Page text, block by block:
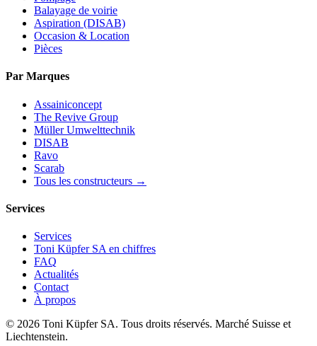
Balayage de voirie
Aspiration (DISAB)
Occasion & Location
Pièces
Par Marques
Assainiconcept
The Revive Group
Müller Umwelttechnik
DISAB
Ravo
Scarab
Tous les constructeurs →
Services
Services
Toni Küpfer SA en chiffres
FAQ
Actualités
Contact
À propos
© 2026 Toni Küpfer SA. Tous droits réservés. Marché Suisse et
Liechtenstein.